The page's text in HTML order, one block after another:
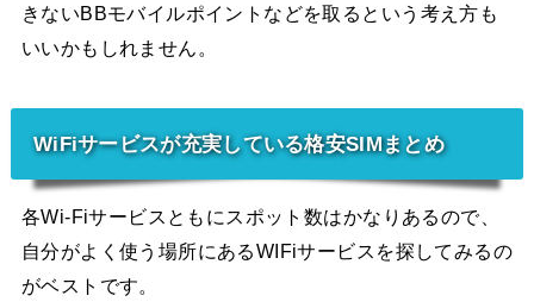
きないBBモバイルポイントなどを取るという考え方も
いいかもしれません。
WiFiサービスが充実している格安SIMまとめ
各Wi-Fiサービスともにスポット数はかなりあるので、
自分がよく使う場所にあるWIFiサービスを探してみるの
がベストです。